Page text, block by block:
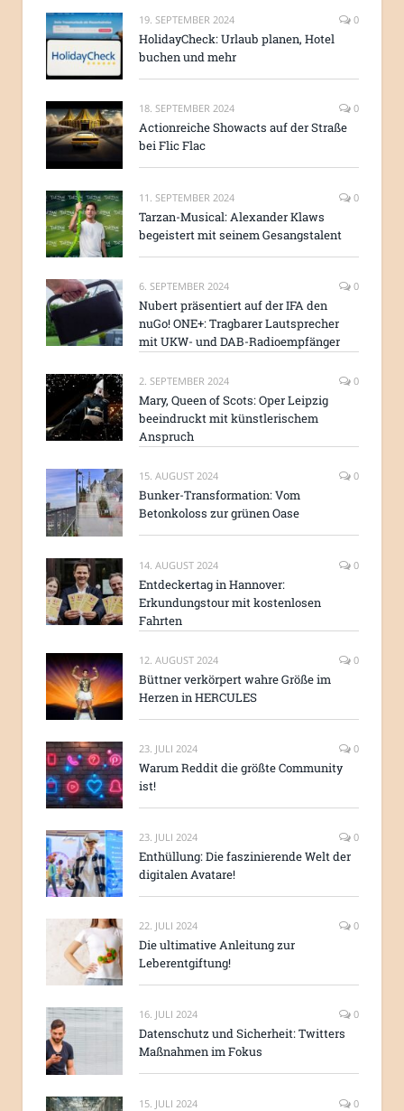
19. SEPTEMBER 2024 0
HolidayCheck: Urlaub planen, Hotel
buchen und mehr
18. SEPTEMBER 2024 0
Actionreiche Showacts auf der Straße
bei Flic Flac
11. SEPTEMBER 2024 0
Tarzan-Musical: Alexander Klaws
begeistert mit seinem Gesangstalent
6. SEPTEMBER 2024 0
Nubert präsentiert auf der IFA den
nuGo! ONE+: Tragbarer Lautsprecher
mit UKW- und DAB-Radioempfänger
2. SEPTEMBER 2024 0
Mary, Queen of Scots: Oper Leipzig
beeindruckt mit künstlerischem
Anspruch
15. AUGUST 2024 0
Bunker-Transformation: Vom
Betonkoloss zur grünen Oase
14. AUGUST 2024 0
Entdeckertag in Hannover:
Erkundungstour mit kostenlosen
Fahrten
12. AUGUST 2024 0
Büttner verkörpert wahre Größe im
Herzen in HERCULES
23. JULI 2024 0
Warum Reddit die größte Community
ist!
23. JULI 2024 0
Enthüllung: Die faszinierende Welt der
digitalen Avatare!
22. JULI 2024 0
Die ultimative Anleitung zur
Leberentgiftung!
16. JULI 2024 0
Datenschutz und Sicherheit: Twitters
Maßnahmen im Fokus
15. JULI 2024 0